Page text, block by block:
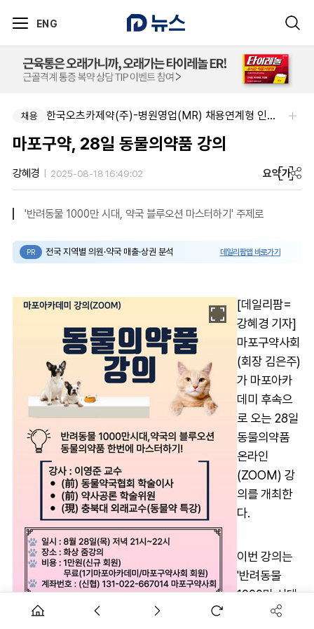
ENG
채용 주식회사 한독-[한독] 신입 및 경력 직무별 수시채용
채용 한국오츠카제약(주)-병원영업(MR) 채용연계형 인턴(신입사원) 모집 공고
마포구약, 28일 동물의약품 강의
강혜경 2025-08-18 16:49:02 요약가
'반려동물 1000만 시대, 약국 블루오션 마스터하기' 주제로
PR 전국 지역별 의원·약국 매출·상권 분석 데일리팜맵 바로가기
[데일리팜=
강혜경 기자]
마포구약사회
(회장 김은주)
가 마포아카
데미 후속으
로 오는 28일
동물의약품
온라인
(ZOOM) 강
의를 개최한
다.
이번 강의는
'반려동물
1000만 시대,
약국의 블루